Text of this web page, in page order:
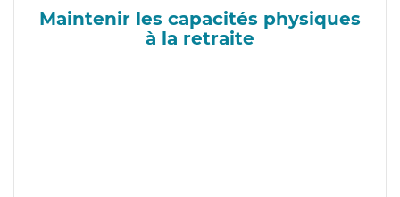
Maintenir les capacités physiques
à la retraite